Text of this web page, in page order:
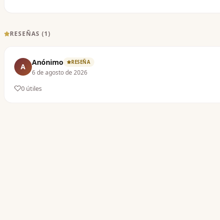
RESEÑAS (1)
A Anónimo RESEÑA
6 de agosto de 2026
0 útiles